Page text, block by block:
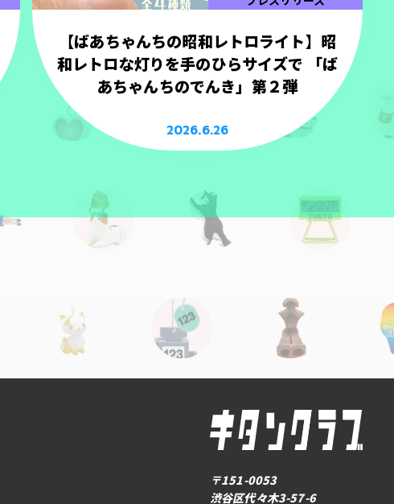
【ばあちゃんちの昭和レトロライト】昭
和レトロな灯りを手のひらサイズで 「ば
あちゃんちのでんき」第２弾
2026.6.26
〒151-0053
渋谷区代々木3-57-6